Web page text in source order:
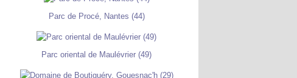
Parc de Procé, Nantes (44)
Parc oriental de Maulévrier (49)